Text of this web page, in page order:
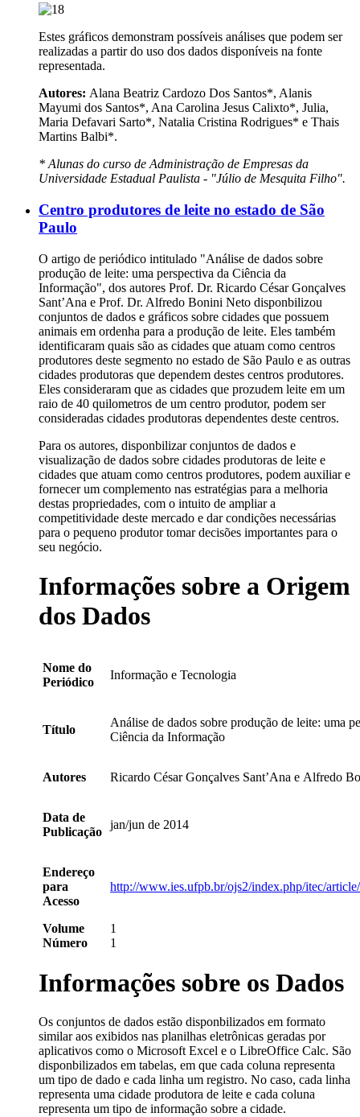
Estes gráficos demonstram possíveis análises que podem ser
realizadas a partir do uso dos dados disponíveis na fonte
representada.
Autores: Alana Beatriz Cardozo Dos Santos*, Alanis
Mayumi dos Santos*, Ana Carolina Jesus Calixto*, Julia,
Maria Defavari Sarto*, Natalia Cristina Rodrigues* e Thais
Martins Balbi*.
* Alunas do curso de Administração de Empresas da
Universidade Estadual Paulista - "Júlio de Mesquita Filho".
Centro produtores de leite no estado de São
Paulo
O artigo de periódico intitulado "Análise de dados sobre
produção de leite: uma perspectiva da Ciência da
Informação", dos autores Prof. Dr. Ricardo César Gonçalves
Sant’Ana e Prof. Dr. Alfredo Bonini Neto disponbilizou
conjuntos de dados e gráficos sobre cidades que possuem
animais em ordenha para a produção de leite. Eles também
identificaram quais são as cidades que atuam como centros
produtores deste segmento no estado de São Paulo e as outras
cidades produtoras que dependem destes centros produtores.
Eles consideraram que as cidades que prozudem leite em um
raio de 40 quilometros de um centro produtor, podem ser
consideradas cidades produtoras dependentes deste centros.
Para os autores, disponbilizar conjuntos de dados e
visualização de dados sobre cidades produtoras de leite e
cidades que atuam como centros produtores, podem auxiliar e
fornecer um complemento nas estratégias para a melhoria
destas propriedades, com o intuito de ampliar a
competitividade deste mercado e dar condições necessárias
para o pequeno produtor tomar decisões importantes para o
seu negócio.
Informações sobre a Origem
dos Dados
Nome do
Periódico
Informação e Tecnologia
Título
Análise de dados sobre produção de leite: uma
Ciência da Informação
Autores Ricardo César Gonçalves Sant’Ana e Alfredo
Data de
Publicação
jan/jun de 2014
Endereço
para
Acesso
http://www.ies.ufpb.br/ojs2/index.php/itec/
Volume
1
Número
1
Informações sobre os Dados
Os conjuntos de dados estão disponbilizados em formato
similar aos exibidos nas planilhas eletrônicas geradas por
aplicativos como o Microsoft Excel e o LibreOffice Calc. São
disponbilizados em tabelas, em que cada coluna representa
um tipo de dado e cada linha um registro. No caso, cada linha
representa uma cidade produtora de leite e cada coluna
representa um tipo de informação sobre a cidade.